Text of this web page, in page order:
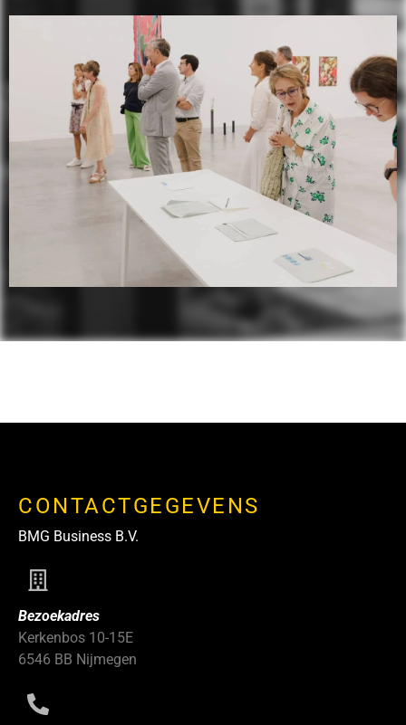
CONTACTGEGEVENS
BMG Business B.V.
Bezoekadres
Kerkenbos 10-15E
6546 BB Nijmegen